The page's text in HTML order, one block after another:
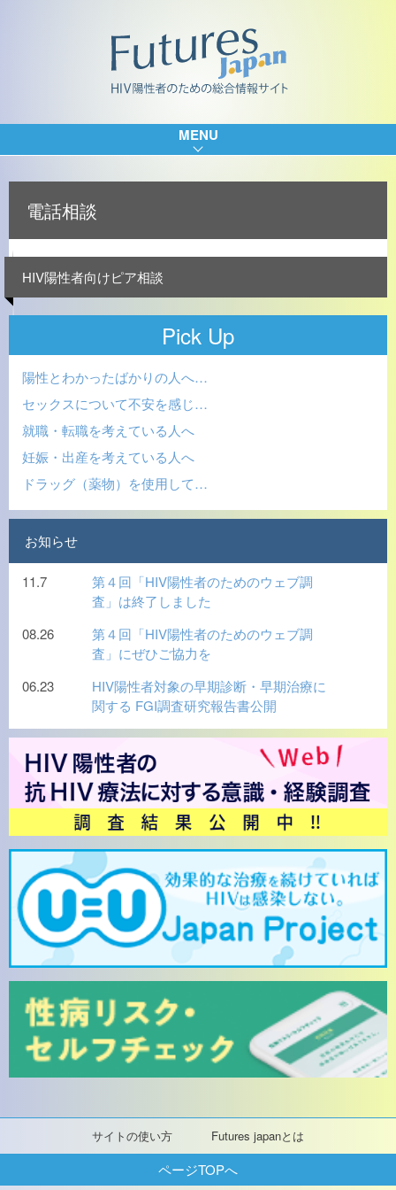
サイトの使い方 Futures japanとは
MENU
電話相談
HIV陽性者向けピア相談
Pick Up
陽性とわかったばかりの人へ…
セックスについて不安を感じ…
就職・転職を考えている人へ
妊娠・出産を考えている人へ
ドラッグ（薬物）を使用して…
お知らせ
11.7
第４回「HIV陽性者のためのウェブ調
査」は終了しました
08.26
第４回「HIV陽性者のためのウェブ調
査」にぜひご協力を
06.23
HIV陽性者対象の早期診断・早期治療に
関する FGI調査研究報告書公開
ページTOPへ